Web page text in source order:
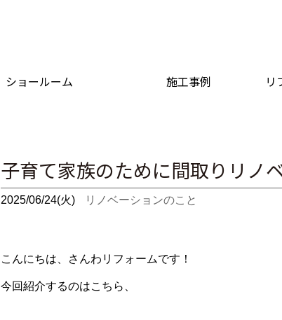
ショールーム 施工事例 リ
子育て家族のために間取りリノ
2025/06/24(火) リノベーションのこと
こんにちは、さんわリフォームです！
今回紹介するのはこちら、